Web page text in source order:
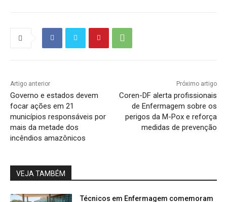
Artigo anterior
Governo e estados devem
focar ações em 21
municípios responsáveis por
mais da metade dos
incêndios amazônicos
Próximo artigo
Coren-DF alerta profissionais
de Enfermagem sobre os
perigos da M-Pox e reforça
medidas de prevenção
VEJA TAMBÉM
Técnicos em Enfermagem comemoram